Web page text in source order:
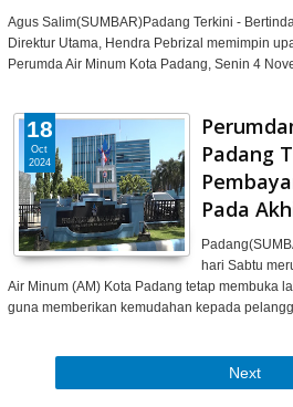
Agus Salim(SUMBAR)Padang Terkini -
Direktur Utama, Hendra Pebrizal memimpin
Perumda Air Minum Kota Padang, Senin 4
Padang
Pada
hari Sabtu
Air Minum (AM) Kota Padang tetap membuka
guna memberikan kemudahan kepada
18
Oct
2024
Next